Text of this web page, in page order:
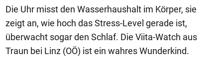
Die Uhr misst den Wasserhaushalt im Körper, sie
zeigt an, wie hoch das Stress-Level gerade ist,
überwacht sogar den Schlaf. Die Viita-Watch aus
Traun bei Linz (OÖ) ist ein wahres Wunderkind.